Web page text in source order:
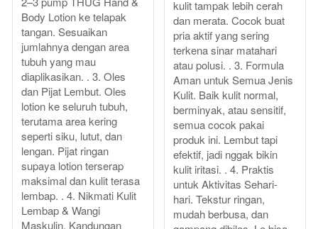
Body Lotion ke telapak
tangan. Sesuaikan
jumlahnya dengan area
tubuh yang mau
diaplikasikan. . 3. Oles
dan Pijat Lembut. Oles
lotion ke seluruh tubuh,
terutama area kering
seperti siku, lutut, dan
lengan. Pijat ringan
supaya lotion terserap
maksimal dan kulit terasa
lembap. . 4. Nikmati Kulit
Lembap & Wangi
Maskulin. Kandungan
kulit tampak lebih cerah
dan merata. Cocok buat
pria aktif yang sering
terkena sinar matahari
atau polusi. . 3. Formula
Aman untuk Semua Jenis
Kulit. Baik kulit normal,
berminyak, atau sensitif,
semua cocok pakai
produk ini. Lembut tapi
efektif, jadi nggak bikin
kulit iritasi. . 4. Praktis
untuk Aktivitas Sehari-
hari. Tekstur ringan,
mudah berbusa, dan